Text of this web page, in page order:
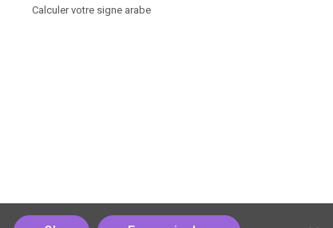
Calculer votre signe arabe